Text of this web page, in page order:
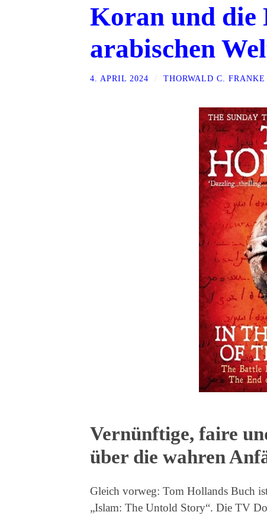
Koran und die
arabischen
4. APRIL 2024 THORWALD C. FRANKE
Vernünftige, faire
über die wahren
Gleich vorweg: Tom Hollands Buch
„Islam: The Untold Story“. Die TV